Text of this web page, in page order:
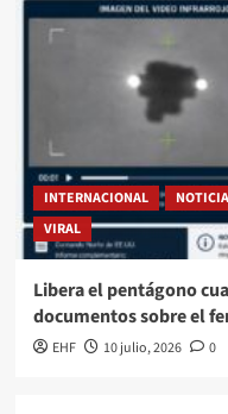
INTERNACIONAL
VIRAL
Libera el pentágono
documentos sobre el
EHF 10 julio, 2026 0